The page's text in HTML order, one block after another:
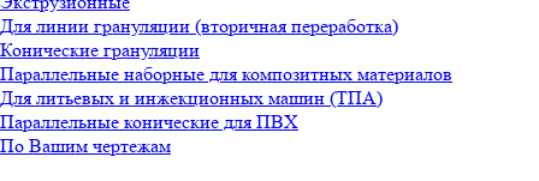
Для линии грануляции (вторичная переработка)
Конические грануляции
Параллельные наборные для композитных материалов
Для литьевых и инжекционных машин (ТПА)
Параллельные конические для ПВХ
По Вашим чертежам